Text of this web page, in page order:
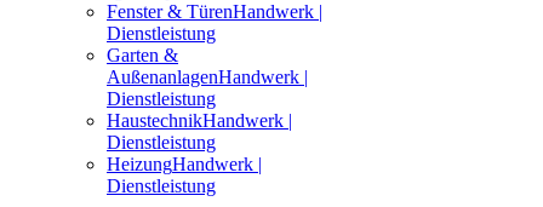
Fenster & TürenHandwerk |
Dienstleistung
Garten &
AußenanlagenHandwerk |
Dienstleistung
HaustechnikHandwerk |
Dienstleistung
HeizungHandwerk |
Dienstleistung